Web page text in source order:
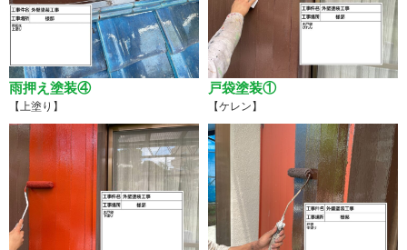
雨押え塗装④
【上塗り】
戸袋塗装①
【ケレン】